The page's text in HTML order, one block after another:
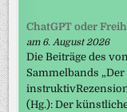
ChatGPT oder
am 6. August 2026
Die Beiträge des
Sammelbands
(Hg.): Der